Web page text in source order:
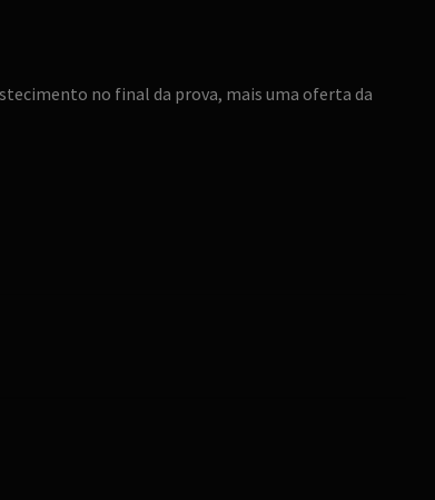
no final da prova, mais uma oferta da